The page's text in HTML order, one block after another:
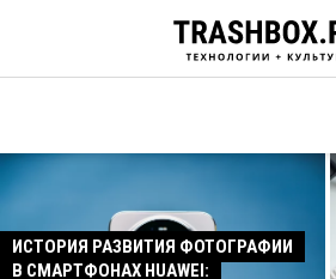
ИСТОРИЯ РАЗВИТИЯ ФОТОГРАФИИ
В СМАРТФОНАХ HUAWEI: